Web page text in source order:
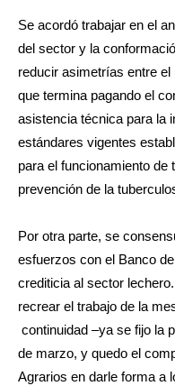
Se acordó trabajar en el
del sector y la
reducir asimetrías entre
que termina pagando el
asistencia técnica para la
estándares vigentes
para el funcionamiento de
prevención de la
Por otra parte, se
esfuerzos con el Banco
crediticia al sector
recrear el trabajo de la
continuidad –ya se fijo la
de marzo, y quedo el
Agrarios en darle forma a